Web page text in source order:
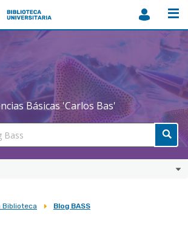
Biblioteca
ULPGC
Básicas 'Carlos Bas'
Biblioteca Blog BASS